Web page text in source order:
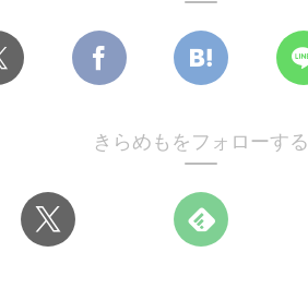
きらめもをフォローする